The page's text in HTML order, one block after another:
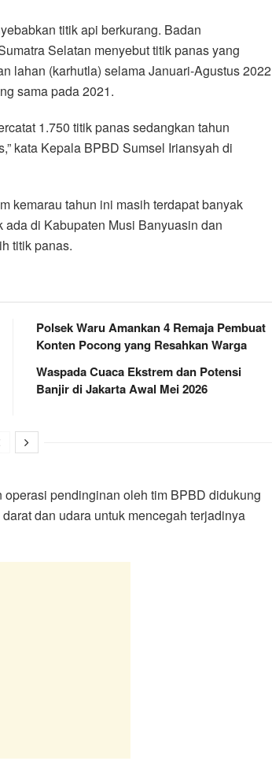
titik api berkurang. Badan
Selatan menyebut titik panas yang
lahan (karhutla) selama Januari-Agustus 2022
sama pada 2021.
1.750 titik panas sedangkan tahun
kata Kepala BPBD Sumsel Iriansyah di
kemarau tahun ini masih terdapat banyak
di Kabupaten Musi Banyuasin dan
titik panas.
Polsek Waru Amankan 4 Remaja Pembuat
Konten Pocong yang Resahkan Warga
Waspada Cuaca Ekstrem dan Potensi
Banjir di Jakarta Awal Mei 2026
pendinginan oleh tim BPBD didukung
dan udara untuk mencegah terjadinya